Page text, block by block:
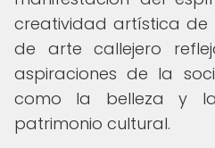
creatividad artística de
de arte callejero
aspiraciones de la
como la belleza y
patrimonio cultural.